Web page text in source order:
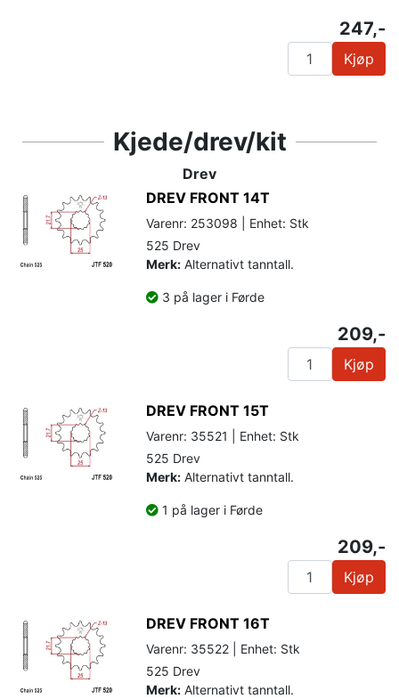
247,-
Kjøp
Kjede/drev/kit
Drev
DREV FRONT 14T
Varenr: 253098 | Enhet: Stk
525 Drev
Merk: Alternativt tanntall.
3 på lager i Førde
209,-
Kjøp
DREV FRONT 15T
Varenr: 35521 | Enhet: Stk
525 Drev
Merk: Alternativt tanntall.
1 på lager i Førde
209,-
Kjøp
DREV FRONT 16T
Varenr: 35522 | Enhet: Stk
525 Drev
Merk: Alternativt tanntall.